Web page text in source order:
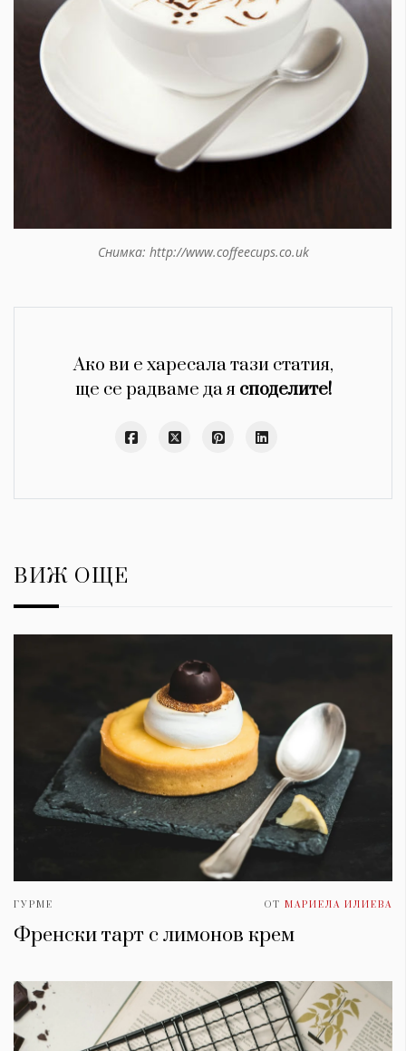
Снимка: http://www.coffeecups.co.uk
Ако ви е харесала тази статия,
ще се радваме да я споделите!
ВИЖ ОЩЕ
ГУРМЕ ОТ МАРИЕЛА ИЛИЕВА
Френски тарт с лимонов крем